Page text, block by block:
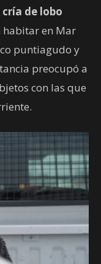
cría de lobo
habitar en Mar
puntiagudo y
preocupó a
con las que